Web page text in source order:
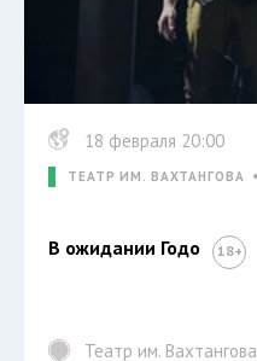
18 февраля 20:00
ТЕАТР ИМ. ВАХТАНГОВА
В ожидании Годо
Театр им. Вахтангова